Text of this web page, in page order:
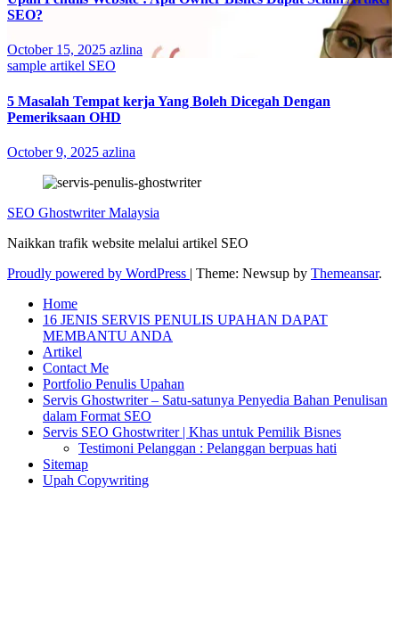
SEO?
October 15, 2025 azlina
sample artikel SEO
5 Masalah Tempat kerja Yang Boleh Dicegah Dengan
Pemeriksaan OHD
October 9, 2025 azlina
SEO Ghostwriter Malaysia
Naikkan trafik website melalui artikel SEO
Proudly powered by WordPress | Theme: Newsup by Themeansar.
Home
16 JENIS SERVIS PENULIS UPAHAN DAPAT
MEMBANTU ANDA
Artikel
Contact Me
Portfolio Penulis Upahan
Servis Ghostwriter – Satu-satunya Penyedia Bahan Penulisan
dalam Format SEO
Servis SEO Ghostwriter | Khas untuk Pemilik Bisnes
Testimoni Pelanggan : Pelanggan berpuas hati
Sitemap
Upah Copywriting